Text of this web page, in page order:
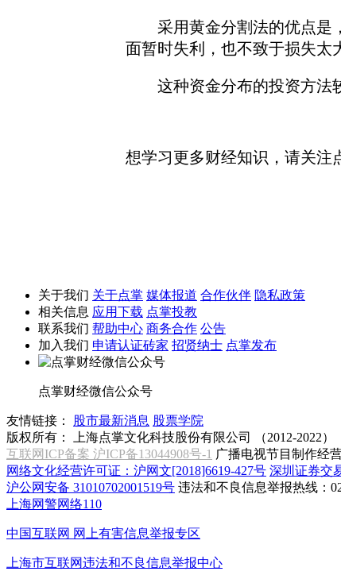
采用黄金分割法的优点是，
面暂时失利，也不致于损失太
这种资金分布的投资方法较
想学习更多财经知识，请关注
关于我们 关于点掌 媒体报道 合作伙伴 隐私政策
相关信息 应用下载 点掌投教
联系我们 帮助中心 商务合作 公告
加入我们 申请认证砖家 招贤纳士 点掌发布
点掌财经微信公众号
友情链接： 股市最新消息 股票学院
版权所有：
上海点掌文化科技股份有限公司 （2012-2022）
互联网ICP备案 沪ICP备13044908号-1 广播电视节目制作经
网络文化经营许可证：沪网文[2018]6619-427号 深圳证券交
沪公网安备 31010702001519号 违法和不良信息举报热线：
上海网警网络110
中国互联网 网上有害信息举报专区
上海市互联网违法和不良信息举报中心